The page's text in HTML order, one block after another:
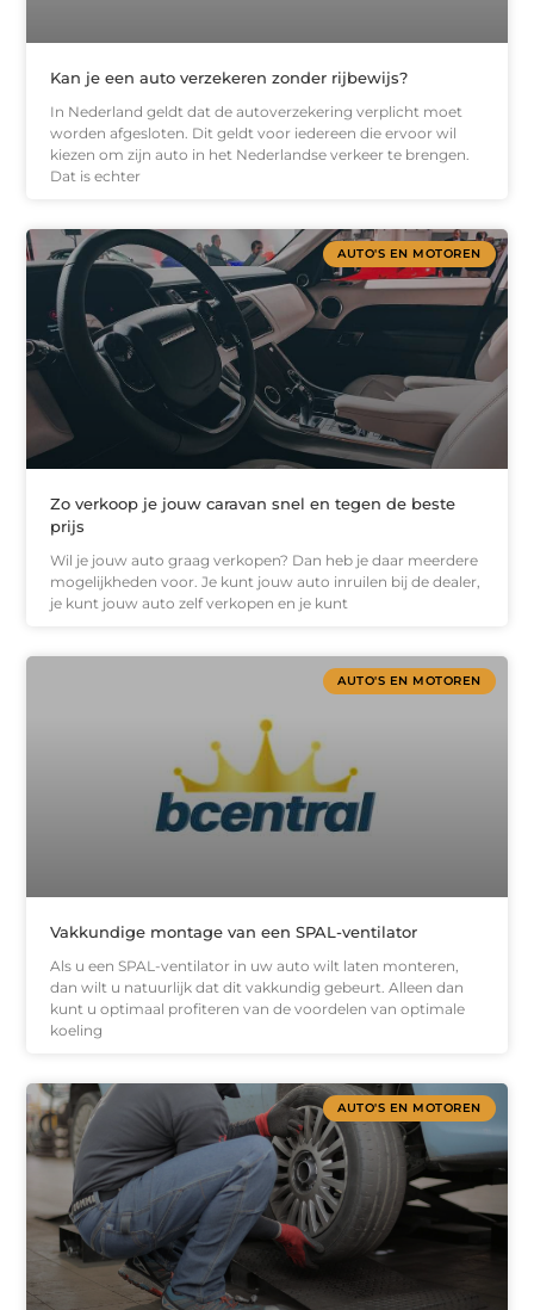
Kan je een auto verzekeren zonder rijbewijs?
In Nederland geldt dat de autoverzekering verplicht moet
worden afgesloten. Dit geldt voor iedereen die ervoor wil
kiezen om zijn auto in het Nederlandse verkeer te brengen.
Dat is echter
AUTO'S EN MOTOREN
Zo verkoop je jouw caravan snel en tegen de beste
prijs
Wil je jouw auto graag verkopen? Dan heb je daar meerdere
mogelijkheden voor. Je kunt jouw auto inruilen bij de dealer,
je kunt jouw auto zelf verkopen en je kunt
AUTO'S EN MOTOREN
Vakkundige montage van een SPAL-ventilator
Als u een SPAL-ventilator in uw auto wilt laten monteren,
dan wilt u natuurlijk dat dit vakkundig gebeurt. Alleen dan
kunt u optimaal profiteren van de voordelen van optimale
koeling
AUTO'S EN MOTOREN